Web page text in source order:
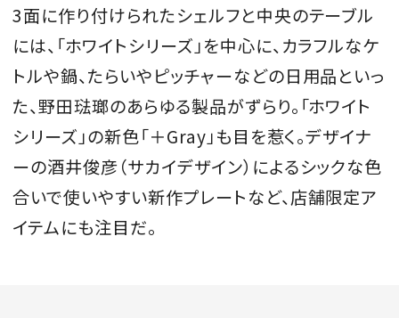
3面に作り付けられたシェルフと中央のテーブル
には、「ホワイトシリーズ」を中心に、カラフルなケ
トルや鍋、たらいやピッチャーなどの日用品といっ
た、野田琺瑯のあらゆる製品がずらり。「ホワイト
シリーズ」の新色「＋Gray」も目を惹く。デザイナ
ーの酒井俊彦（サカイデザイン）によるシックな色
合いで使いやすい新作プレートなど、店舗限定ア
イテムにも注目だ。